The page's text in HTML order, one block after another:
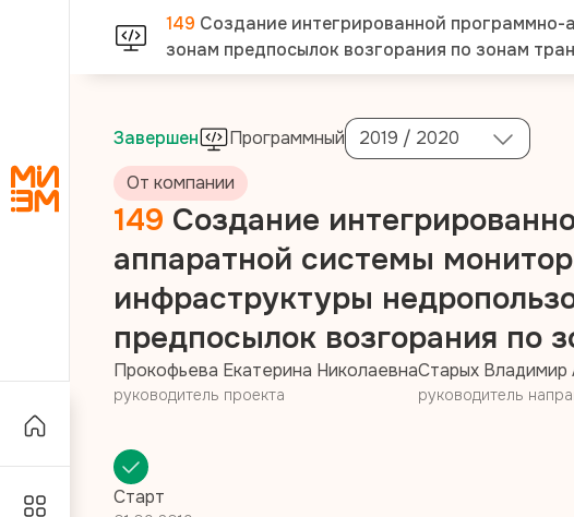
149 Создание интегрированной
зонам предпосылок возгорания по зонам
Завершен Программный
2019 / 2020
От компании
149 Создание
аппаратной системы
инфраструктуры
предпосылок возгорания по
Прокофьева Екатерина Николаевна
руководитель проекта
Старых Владимир
руководитель
Старт